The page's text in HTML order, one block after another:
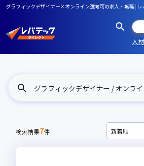
グラフィックデザイナー×オンライン選考可の求人・転職 | レ
人
グラフィックデザイナー / オンラ
検索結果7件